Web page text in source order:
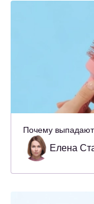
Почему
Елена